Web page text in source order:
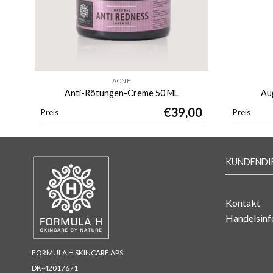
ACNE
Anti-Rötungen-Creme 50 ML
Preis €39,00 Preis
FORMULA H SKINCARE APS
DK-42017671
Kontakt